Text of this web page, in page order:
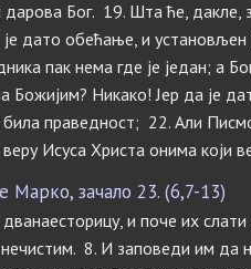
Бог. 19. Шта ће, дакле,
дато обећање, и установљен
пак нема где је један; а
Божијим? Никако! Јер да је
праведност; 22. Али
Исуса Христа онима који
Марко, зачало 23. (6,7-13)
и поче их
8. И заповеди им да